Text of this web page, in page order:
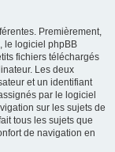
Premièrement,
le logiciel phpBB
fichiers téléchargés
Les deux
et un identifiant
par le logiciel
sur les sujets de
tous les sujets que
de navigation en